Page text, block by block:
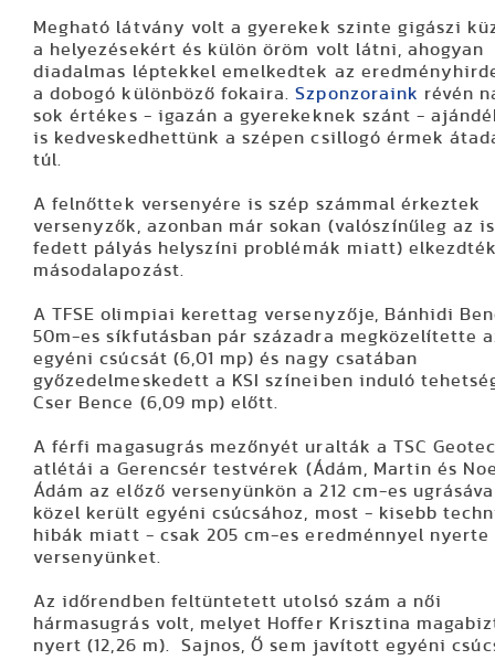
Megható látvány volt a gyerekek szinte gigászi
a helyezésekért és külön öröm volt látni, ahogyan
diadalmas léptekkel emelkedtek az
a dobogó különböző fokaira.Szponzoraink révén
sok értékes - igazán a gyerekeknek szánt -
is kedveskedhettünk a szépen csillogó érmek
túl.
A felnőttek versenyére is szép számmal érkeztek
versenyzők, azonban már sokan (valószínűleg az
fedett pályás helyszíni problémák miatt)
másodalapozást.
A TFSE olimpiai kerettag versenyzője, Bánhidi
50m-es síkfutásban pár századra megközelítette
egyéni csúcsát (6,01 mp) és nagy csatában
győzedelmeskedett a KSI színeiben induló
Cser Bence (6,09 mp) előtt.
A férfi magasugrás mezőnyét uralták a TSC
atlétái a Gerencsér testvérek (Ádám, Martin és
Ádám az előző versenyünkön a 212 cm-es
közel került egyéni csúcsához, most - kisebb
hibák miatt - csak 205 cm-es eredménnyel nyerte
versenyünket.
Az időrendben feltüntetett utolsó szám a női
hármasugrás volt, melyet Hoffer Krisztina
nyert (12,26 m). Sajnos, Ő sem javított egyéni